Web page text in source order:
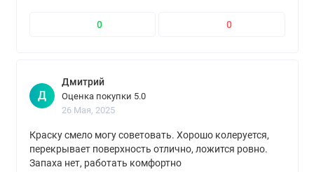
0 0
Д
Дмитрий
Оценка покупки 5.0
26 Мая, 2025
Краску смело могу советовать. Хорошо колеруется,
перекрывает поверхность отлично, ложится ровно.
Запаха нет, работать комфортно